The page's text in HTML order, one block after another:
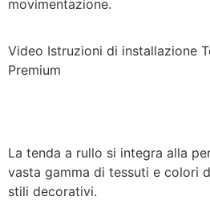
movimentazione.
Video Istruzioni di installazione
Premium
La tenda a rullo si integra alla
vasta gamma di tessuti e colori
stili decorativi.